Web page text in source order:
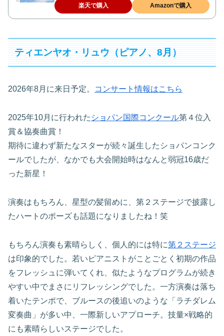
楽天で購入 Amazonで購入
ティエンヤオ・リュウ（ピアノ、8月）
2026年8月に来日予定。 コンサート情報はこちら
2025年10月に行われた ショパン国際コンクール第４位入
賞＆協奏曲賞！
期待に違わず新たなスターが続々誕生したショパンコンク
ールでしたが、なかでも大会開始時はなんと弱冠16歳だ
った新星！
演奏はもちろん、星型の髪留めに、第２ステージで披露し
たハートのポーズも話題になりましたね！笑
もちろん演奏も素晴らしく、個人的には特に第２ステージ
は印象的でした。若いピアニストがことごとく初期の作品
をフレッシュに弾いてくれ、似たようなプログラムが続き
やすい中でまさにリフレッシングでした。一方演奏は落ち
着いたテンポで、ブルースの後追いのような「ラチダレム
変奏曲」が多い中、一際新しいアプローチ。技量×戦略的
にも素晴らしいステージでした。